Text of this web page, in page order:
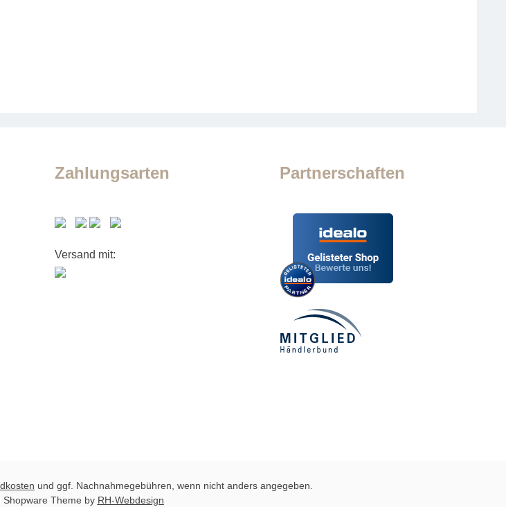
Zahlungsarten
Versand mit:
Partnerschaften
und ggf. Nachnahmegebühren, wenn nicht anders angegeben.
Theme by RH-Webdesign